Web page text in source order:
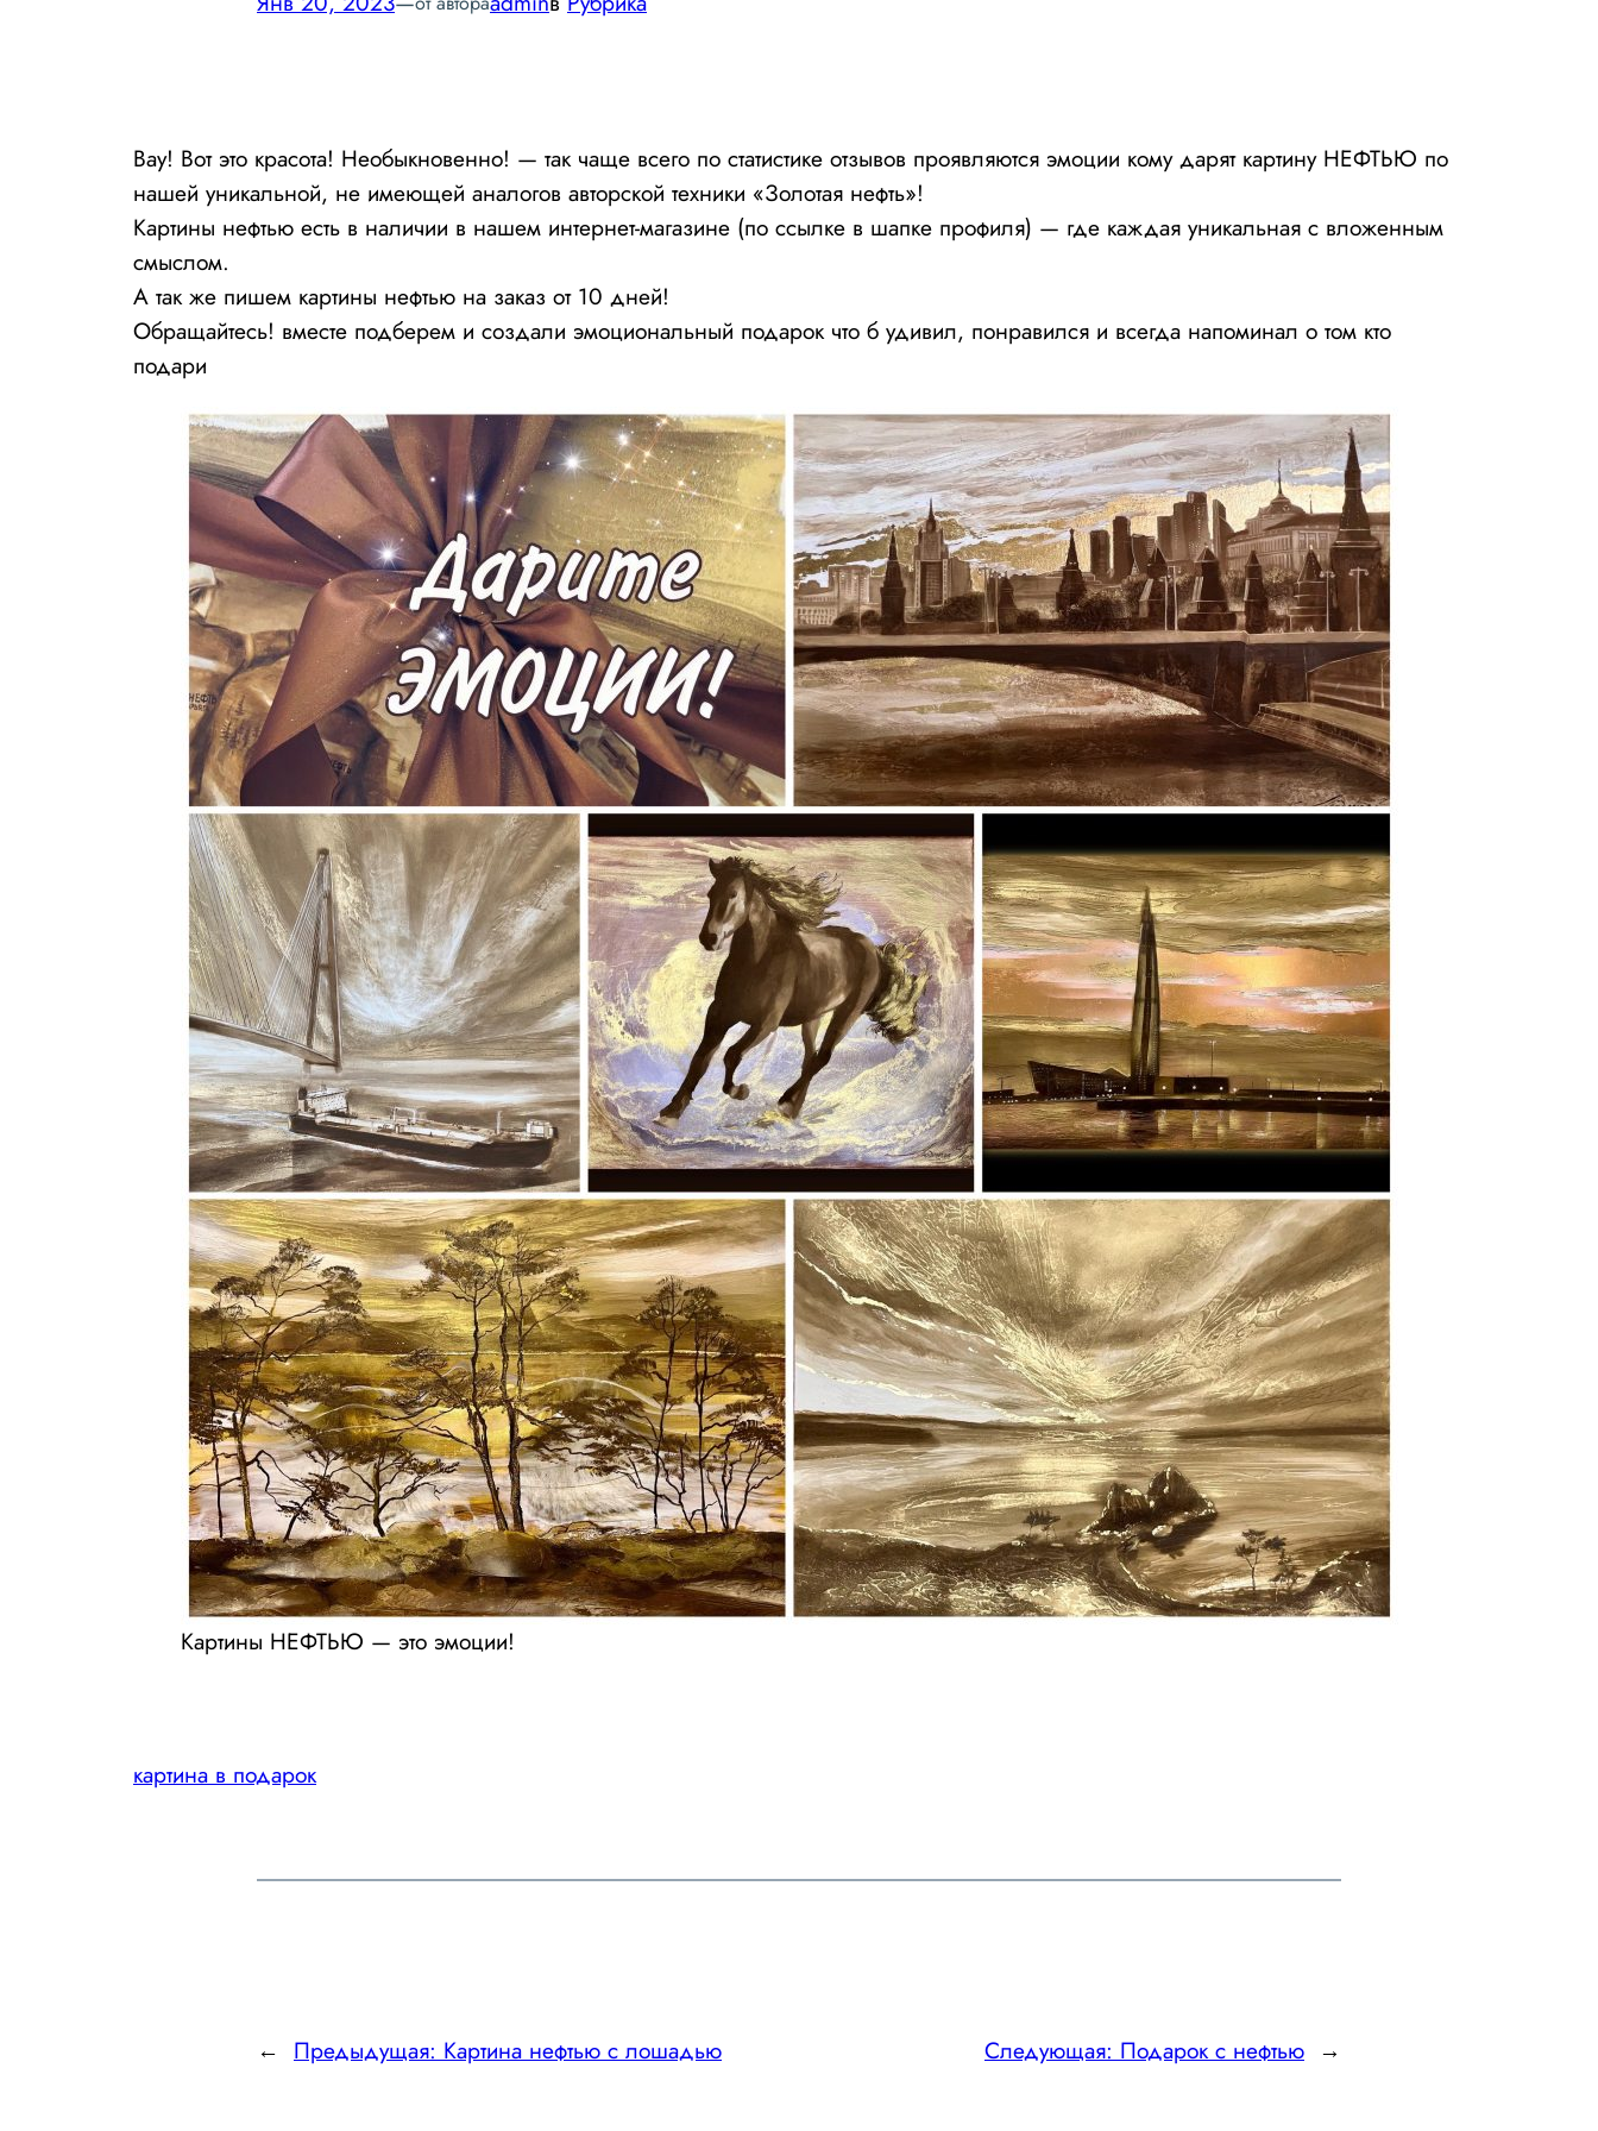
Вау! Вот это красота! Необыкновенно! — так чаще всего по статистике отзывов проявляются эмоции кому дарят картину НЕФТЬЮ по
нашей уникальной, не имеющей аналогов авторской техники «Золотая нефть»!
Картины нефтью есть в наличии в нашем интернет-магазине (по ссылке в шапке профиля) — где каждая уникальная с вложенным
смыслом.
А так же пишем картины нефтью на заказ от 10 дней!
Обращайтесь! вместе подберем и создали эмоциональный подарок что б удивил, понравился и всегда напоминал о том кто
подари
Картины НЕФТЬЮ — это эмоции!
картина в подарок
← Предыдущая: Картина нефтью с лошадью Следующая: Подарок с нефтью →